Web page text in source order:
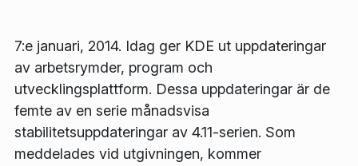
7:e januari, 2014. Idag ger KDE ut uppdateringar
av arbetsrymder, program och
utvecklingsplattform. Dessa uppdateringar är de
femte av en serie månadsvisa
stabilitetsuppdateringar av 4.11-serien. Som
meddelades vid utgivningen, kommer